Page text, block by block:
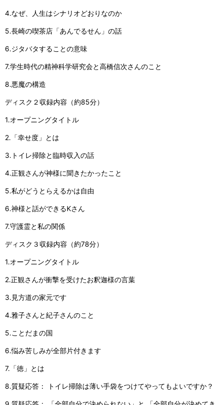
4.なぜ、人生はシナリオどおりなのか
5.長崎の喫茶店「あんでるせん」の話
6.ジタバタすることの意味
7.学生時代の精神科学研究会と高橋信次さんのこと
8.悪魔の構造
ディスク２収録内容（約85分）
1.オープニングタイトル
2.「幸せ度」とは
3.トイレ掃除と臨時収入の話
4.正観さんが神様に聞きたかったこと
5.私がどうとらえるかは自由
6.神様と話ができるKさん
7.守護霊と私の関係
ディスク３収録内容（約78分）
1.オープニングタイトル
2.正観さんが衝撃を受けたお釈迦様の言葉
3.見方道の家元です
4.雅子さんと紀子さんのこと
5.ことだまの国
6.悩み苦しみが全部片付きます
7.「徳」とは
8.質疑応答： トイレ掃除は薄い手袋をつけてやってもよいですか？